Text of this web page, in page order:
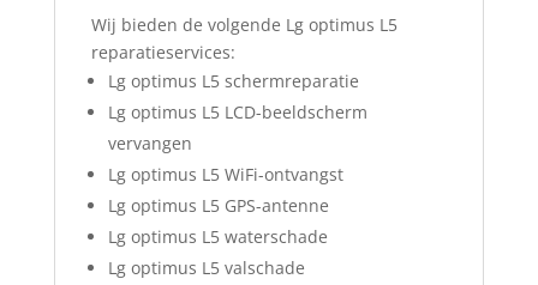
Wij bieden de volgende Lg optimus L5
reparatieservices:
Lg optimus L5 schermreparatie
Lg optimus L5 LCD-beeldscherm
vervangen
Lg optimus L5 WiFi-ontvangst
Lg optimus L5 GPS-antenne
Lg optimus L5 waterschade
Lg optimus L5 valschade